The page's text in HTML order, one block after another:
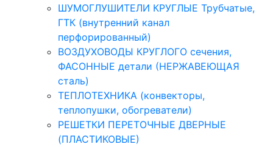
ШУМОГЛУШИТЕЛИ КРУГЛЫЕ Трубчатые,
ГТК (внутренний канал
перфорированный)
ВОЗДУХОВОДЫ КРУГЛОГО сечения,
ФАСОННЫЕ детали (НЕРЖАВЕЮЩАЯ
сталь)
ТЕПЛОТЕХНИКА (конвекторы,
теплопушки, обогреватели)
РЕШЕТКИ ПЕРЕТОЧНЫЕ ДВЕРНЫЕ
(ПЛАСТИКОВЫЕ)